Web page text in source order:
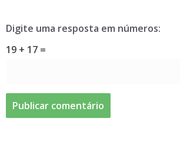
Digite uma resposta em números:
19 + 17 =